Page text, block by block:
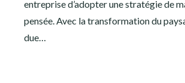
entreprise d’adopter une stratégie de
pensée. Avec la transformation du
due…